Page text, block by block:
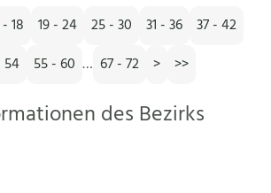
18 19 - 24 25 - 30 31 - 36
37 - 42
54 55 - 60 … 67 - 72 > >>
des Bezirks